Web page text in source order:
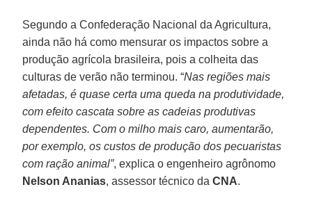
Segundo a Confederação Nacional da Agricultura,
ainda não há como mensurar os impactos sobre a
produção agrícola brasileira, pois a colheita das
culturas de verão não terminou. “Nas regiões mais
afetadas, é quase certa uma queda na produtividade,
com efeito cascata sobre as cadeias produtivas
dependentes. Com o milho mais caro, aumentarão,
por exemplo, os custos de produção dos pecuaristas
com ração animal”, explica o engenheiro agrônomo
Nelson Ananias, assessor técnico daCNA.